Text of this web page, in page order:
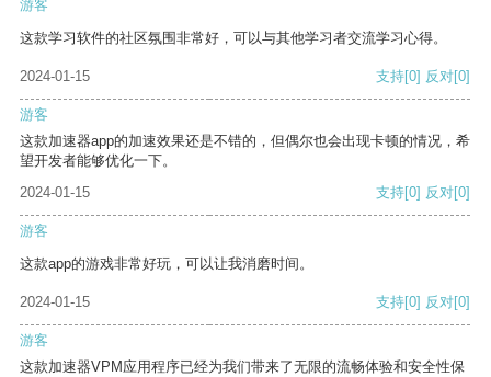
游客
这款学习软件的社区氛围非常好，可以与其他学习者交流学习心得。
2024-01-15 支持[0] 反对[0]
游客
这款加速器app的加速效果还是不错的，但偶尔也会出现卡顿的情况，希
望开发者能够优化一下。
2024-01-15
支持[0] 反对[0]
游客
这款app的游戏非常好玩，可以让我消磨时间。
2024-01-15 支持[0] 反对[0]
游客
这款加速器VPM应用程序已经为我们带来了无限的流畅体验和安全性保